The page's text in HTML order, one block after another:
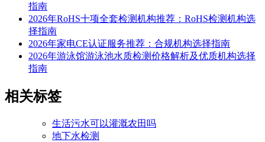
指南
2026年RoHS十项全套检测机构推荐：RoHS检测机构选
择指南
2026年家电CE认证服务推荐：合规机构选择指南
2026年游泳馆游泳池水质检测价格解析及优质机构选择
指南
相关标签
生活污水可以灌溉农田吗
地下水检测